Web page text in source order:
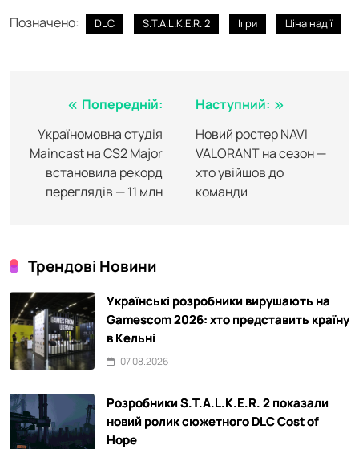
Позначено: DLC S.T.A.L.K.E.R. 2 Ігри Ціна надії
Навігація
записів
Попередній:
Україномовна студія
Maincast на CS2 Major
встановила рекорд
переглядів — 11 млн
Наступний:
Новий ростер NAVI
VALORANT на сезон —
хто увійшов до
команди
Трендові Новини
Українські розробники вирушають на
Gamescom 2026: хто представить країну
в Кельні
07.08.2026
Розробники S.T.A.L.K.E.R. 2 показали
новий ролик сюжетного DLC Cost of
Hope